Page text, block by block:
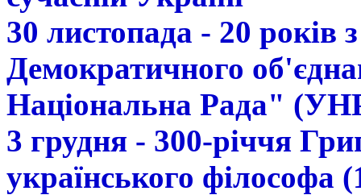
30 листопада - 20 років
Демократичного
Національна Рада"
3 грудня - 300-річчя
українського філософа